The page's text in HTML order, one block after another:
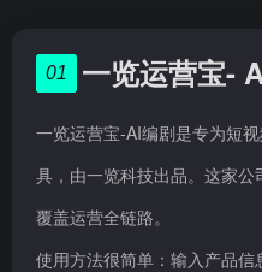
01 一览运营宝-
一览运营宝-AI编剧是专为短
具，由一览科技出品。这家
覆盖运营全链路。
使用方法很简单：输入产品